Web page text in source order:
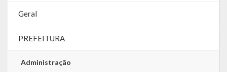
RREO – Relatório Resumido da Execução Orçamentária
LOA – Lei Orçamentária Anual
RC – Relatório Circunstanciado
Geral
PREFEITURA
Administração